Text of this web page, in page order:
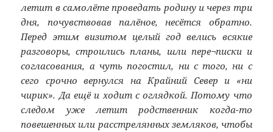
летит в самолёте проведать родину и через три
дня, почувствовав палёное, несётся обратно.
Перед этим визитом целый год велись всякие
разговоры, строились планы, шли пере¬писки и
согласования, а чуть погостил, ни с того, ни с
сего срочно вернулся на Крайний Север и «ни
чирик». Да ещё и ходит с оглядкой. Потому что
следом уже летит родственник когда-то
повешенных или расстрелянных земляков, чтобы